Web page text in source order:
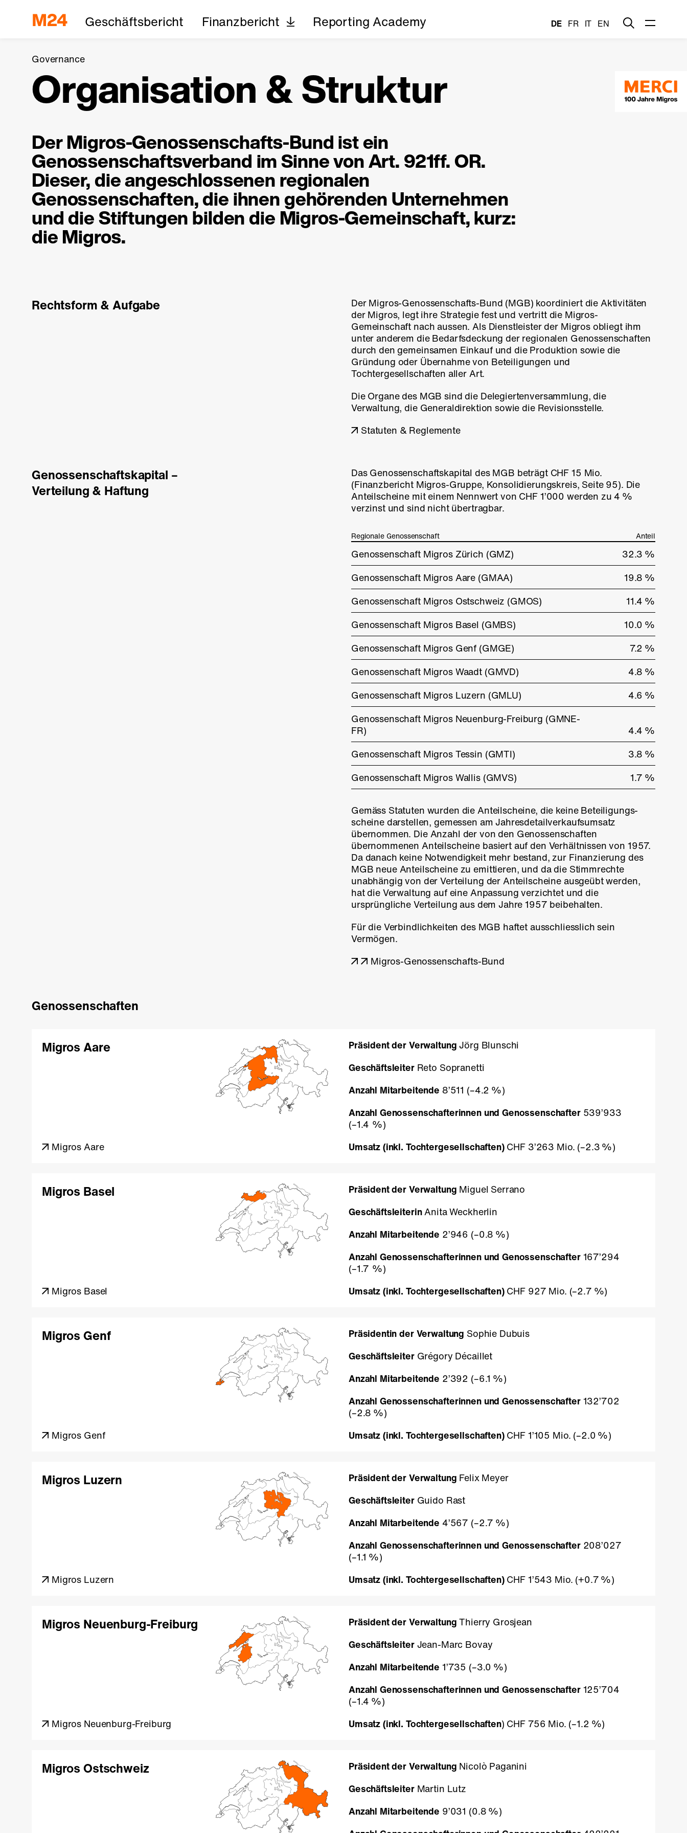
Geschäftsbericht Finanzbericht Reporting Academy DE FR IT EN
Governance
Organisation & Struktur
Der Migros-Genossenschafts-Bund ist ein
Genossenschafts­verband im Sinne vonArt. 921ff.OR.
Dieser, die angeschlossenen regionalen
Genossenschaften, die ihnen gehörenden Unternehmen
und die Stiftungen bilden die Migros-Gemeinschaft, kurz:
die Migros.
Rechtsform & Aufgabe
Der Migros-Genossenschafts-Bund (MGB) koordiniert die Aktivitäten
der Migros, legt ihre Strategie fest und vertritt die Migros-
Gemeinschaft nach aussen. Als Dienstleister der Migros obliegt ihm
unter anderem die Bedarfsdeckung der regionalen Genossenschaften
durch den gemeinsamen Einkauf und die Produktion sowie die
Gründung oder Übernahme von Beteiligungen und
Tochtergesellschaften aller Art.
Die Organe des MGB sind die Delegiertenversammlung, die
Verwaltung, die Generaldirektion sowie die Revisionsstelle.
Statuten & Reglemente
Genossenschaftskapital –
Verteilung & Haftung
Das Genossenschaftskapital des MGB beträgt CHF 15 Mio.
(Finanz­bericht Migros-Gruppe, Konsolidierungskreis, Seite 95). Die
Anteilscheine mit einem Nennwert von CHF 1’000 werden zu 4 %
verzinst und sind nicht übertragbar.
Regionale Genossenschaft Anteil
Genossenschaft Migros Zürich (GMZ)
32.3 %
Genossenschaft Migros Aare (GMAA)
19.8 %
Genossenschaft Migros Ostschweiz (GMOS)
11.4 %
Genossenschaft Migros Basel (GMBS)
10.0 %
Genossenschaft Migros Genf (GMGE)
7.2 %
Genossenschaft Migros Waadt (GMVD)
4.8 %
Genossenschaft Migros Luzern (GMLU)
4.6 %
Genossenschaft Migros Neuenburg-Freiburg (GMNE-
FR)
4.4 %
Genossenschaft Migros Tessin (GMTI)
3.8 %
Genossenschaft Migros Wallis (GMVS)
1.7 %
Gemäss Statuten wurden die Anteilscheine, die keine Beteiligungs­
scheine darstellen, gemessen am Jahresdetailverkaufs­umsatz
übernommen. Die Anzahl der von den Genossenschaften
übernommenen Anteilscheine basiert auf den Verhältnissen von 1957.
Da danach keine Notwendigkeit mehr bestand, zur Finanzierung des
MGB neue Anteilscheine zu emittieren, und da die Stimmrechte
unabhängig von der Verteilung der Anteilscheine ausgeübt werden,
hat die Verwaltung auf eine Anpassung verzichtet und die
ursprüngliche Verteilung aus dem Jahre 1957 beibehalten.
Für die Verbindlichkeiten des MGB haftet ausschliesslich sein
Vermögen.
Migros-Genossenschafts-Bund
Genossenschaften
Migros Aare
Migros Aare
Präsident der VerwaltungJörg Blunschi
Geschäftsleiter Reto Sopranetti
Anzahl Mitarbeitende 8’511 (–4.2 %)
Anzahl Genossenschafterinnen und Genossenschafter539’933
(–1.4 %)
Umsatz (inkl. Tochtergesellschaften)CHF 3’263 Mio. (–2.3 %)
Migros Basel
Migros Basel
Präsident der Verwaltung Miguel Serrano
GeschäftsleiterinAnita Weckherlin
Anzahl Mitarbeitende 2’946 (–0.8 %)
Anzahl Genossenschafterinnen und Genossenschafter167’294
(–1.7 %)
Umsatz (inkl. Tochtergesellschaften)CHF 927 Mio. (–2.7 %)
Migros Genf
Migros Genf
Präsidentin der Verwaltung Sophie Dubuis
Geschäftsleiter Grégory Décaillet
Anzahl Mitarbeitende 2’392 (–6.1 %)
Anzahl Genossenschafterinnen und Genossenschafter132’702
(–2.8 %)
Umsatz (inkl. Tochtergesellschaften)CHF 1’105 Mio. (–2.0 %)
Migros Luzern
Migros Luzern
Präsident der Verwaltung Felix Meyer
Geschäftsleiter Guido Rast
Anzahl Mitarbeitende 4’567 (–2.7 %)
Anzahl Genossenschafterinnen und Genossenschafter208’027
(–1.1 %)
Umsatz (inkl. Tochtergesellschaften)CHF 1’543 Mio. (+0.7 %)
Migros Neuenburg-Freiburg
Migros Neuenburg-Freiburg
Präsident der VerwaltungThierry Grosjean
GeschäftsleiterJean-Marc Bovay
Anzahl Mitarbeitende 1’735 (–3.0 %)
Anzahl Genossenschafterinnen und Genossenschafter125’704
(–1.4 %)
Umsatz (inkl. Tochtergesellschaften) CHF 756 Mio. (–1.2 %)
Migros Ostschweiz Präsident der Verwaltung Nicolò Paganini
Geschäftsleiter Martin Lutz
Anzahl Mitarbeitende 9’031 (0.8 %)